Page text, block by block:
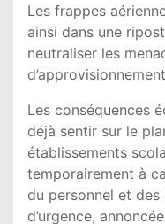
Les frappes
ainsi dans une
neutraliser les
Les conséquences
déjà sentir sur le
établissements
temporairement à
du personnel et des
d’urgence,